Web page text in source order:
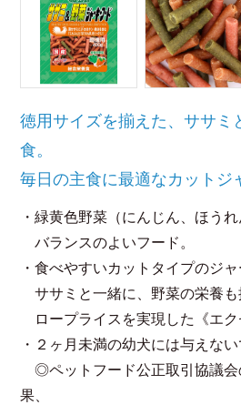
徳用サイズを揃えた、ササミ
食。
毎日の主食に最適なカットジ
・緑黄色野菜（にんじん、ほう
バランスのよいフード。
・食べやすいカットタイプのジャ
ササミと一緒に、野菜の栄養も
ロープライスを実現した《エク
・２ヶ月未満の幼犬には与えない
◎ペットフード公正取引協議会
果、